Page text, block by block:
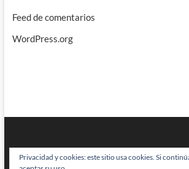
Feed de comentarios
WordPress.org
Privacidad y cookies: este sitio usa cookies. Si